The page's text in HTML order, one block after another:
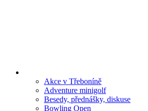
Akce v Třeboníně
Adventure minigolf
Besedy, přednášky, diskuse
Bowling Open